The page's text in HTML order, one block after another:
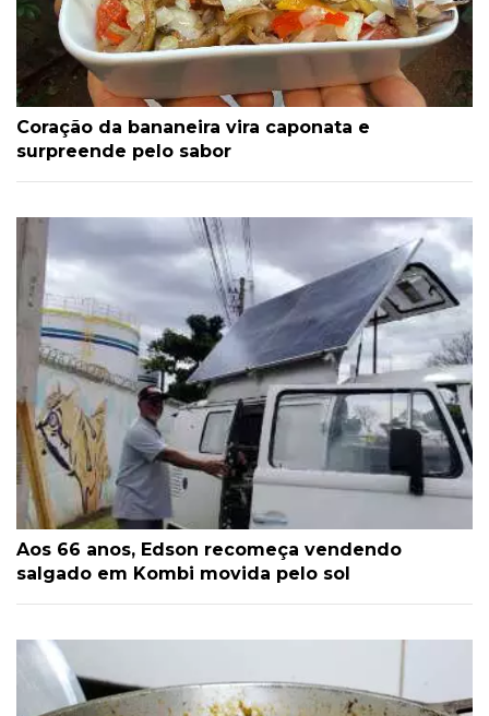
Coração da bananeira vira caponata e
surpreende pelo sabor
Aos 66 anos, Edson recomeça vendendo
salgado em Kombi movida pelo sol